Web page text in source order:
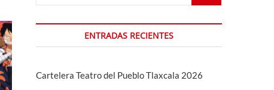
d
e
ENTRADAS RECIENTES
Cartelera Teatro del Pueblo Tlaxcala 2026